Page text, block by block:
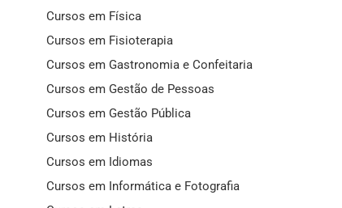
Cursos em Física
Cursos em Fisioterapia
Cursos em Gastronomia e Confeitaria
Cursos em Gestão de Pessoas
Cursos em Gestão Pública
Cursos em História
Cursos em Idiomas
Cursos em Informática e Fotografia